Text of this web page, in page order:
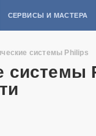
СЕРВИСЫ И МАСТЕРА
системы Philips